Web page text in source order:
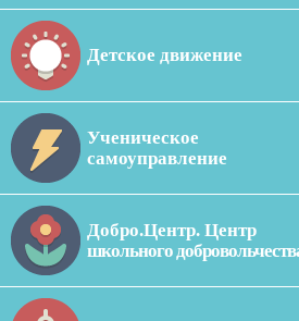
Детское движение
Ученическое
самоуправление
Добро.Центр. Центр
школьного